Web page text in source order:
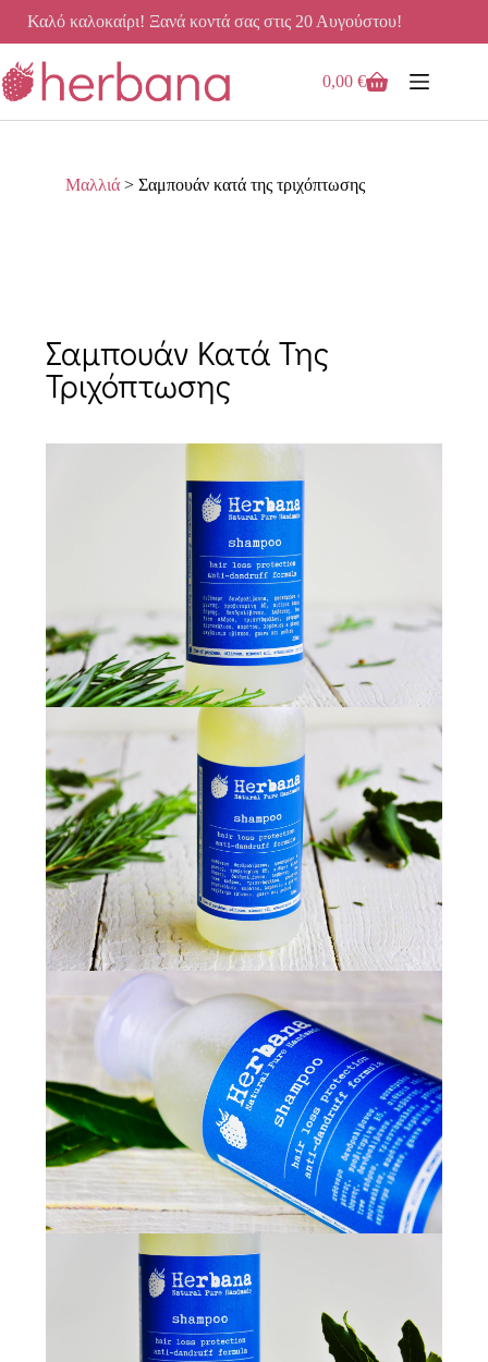
Καλό καλοκαίρι! Ξανά κοντά σας στις 20 Αυγούστου!
0,00€
Μαλλιά> Σαμπουάν κατά της τριχόπτωσης
Σαμπουάν Κατά Της
Τριχόπτωσης